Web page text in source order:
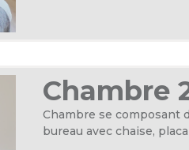
Chambre
Chambre se composant
bureau avec chaise,